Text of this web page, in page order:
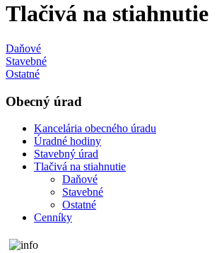
Tlačivá na stiahnutie
Daňové
Stavebné
Ostatné
Obecný úrad
Kancelária obecného úradu
Úradné hodiny
Stavebný úrad
Tlačivá na stiahnutie
Daňové
Stavebné
Ostatné
Cenníky